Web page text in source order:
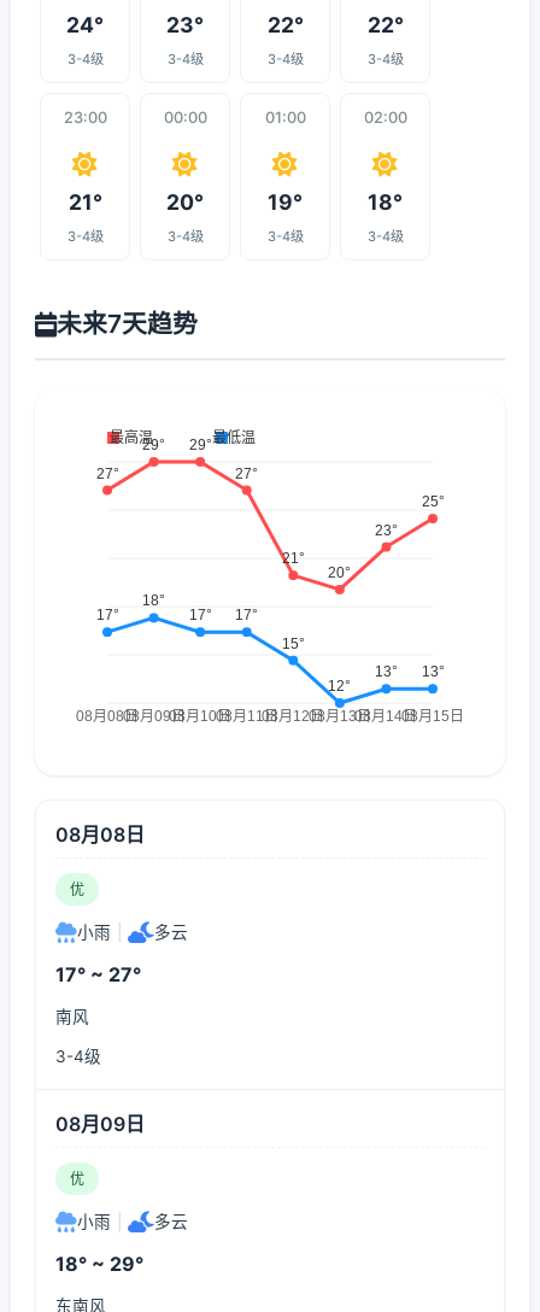
24°
3-4级
23°
3-4级
22°
3-4级
22°
3-4级
23:00
21°
3-4级
00:00
20°
3-4级
01:00
19°
3-4级
02:00
18°
3-4级
未来7天趋势
08月08日
优
小雨 多云
17° ~ 27°
南风
3-4级
08月09日
优
小雨 多云
18° ~ 29°
东南风